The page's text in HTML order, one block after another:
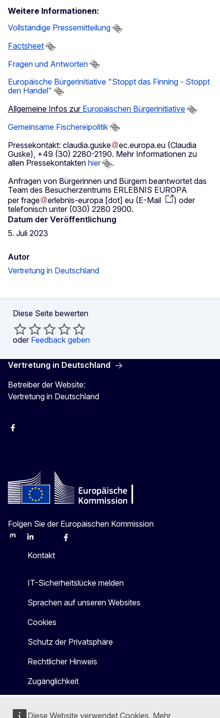
Diese Website verwendet Cookies. Mehr
Weitere Informationen:
Vollständige Pressemitteilung
Factsheet
Fragen und Antworten
Europäische Bürgerinitiative "Stoppt das Finning - Stoppt
den Handel"
Allgemeine Infos zur Europäischen Bürgerinitiative
Gemeinsame Fischereipolitik
Pressekontakt: claudia.guske ec.europa.eu (Claudia
Guske), +49 (30) 2280-2190. Mehr Informationen zu
allen Pressekontakten hier
.
Anfragen von Bürgerinnen und Bürgern beantwortet das
Team des Besucherzentrums ERLEBNIS EUROPA
perfrage erlebnis-europa [dot] eu (E-Mail ) oder
telefonisch unter (030) 2280 2900.
Datum der Veröffentlichung
5. Juli 2023
Autor
Vertretung in Deutschland
Diese Seite bewerten
oder Feedback geben
Vertretung in Deutschland
Betreiber der Website:
Vertretung in Deutschland
facebook
Folgen Sie der Europäischen Kommission
MastodonLinkedInBlueskyFacebook
Kontakt
IT-Sicherheitslücke melden
Sprachen auf unseren Websites
Cookies
Schutz der Privatsphäre
Rechtlicher Hinweis
Zugänglichkeit